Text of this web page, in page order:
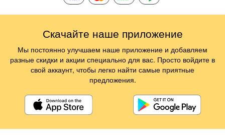
Скачайте наше приложение
Мы постоянно улучшаем наше приложение и добавляем
разные скидки и акции специально для вас. Просто войдите в
свой аккаунт, чтобы легко найти самые приятные
предложения.